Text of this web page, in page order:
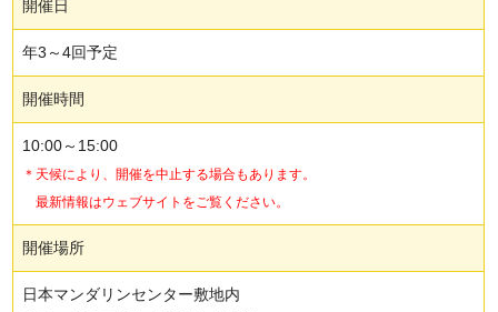
開催日
年3～4回予定
開催時間
10:00～15:00
＊天候により、開催を中止する場合もあります。
最新情報はウェブサイトをご覧ください。
開催場所
日本マンダリンセンター敷地内